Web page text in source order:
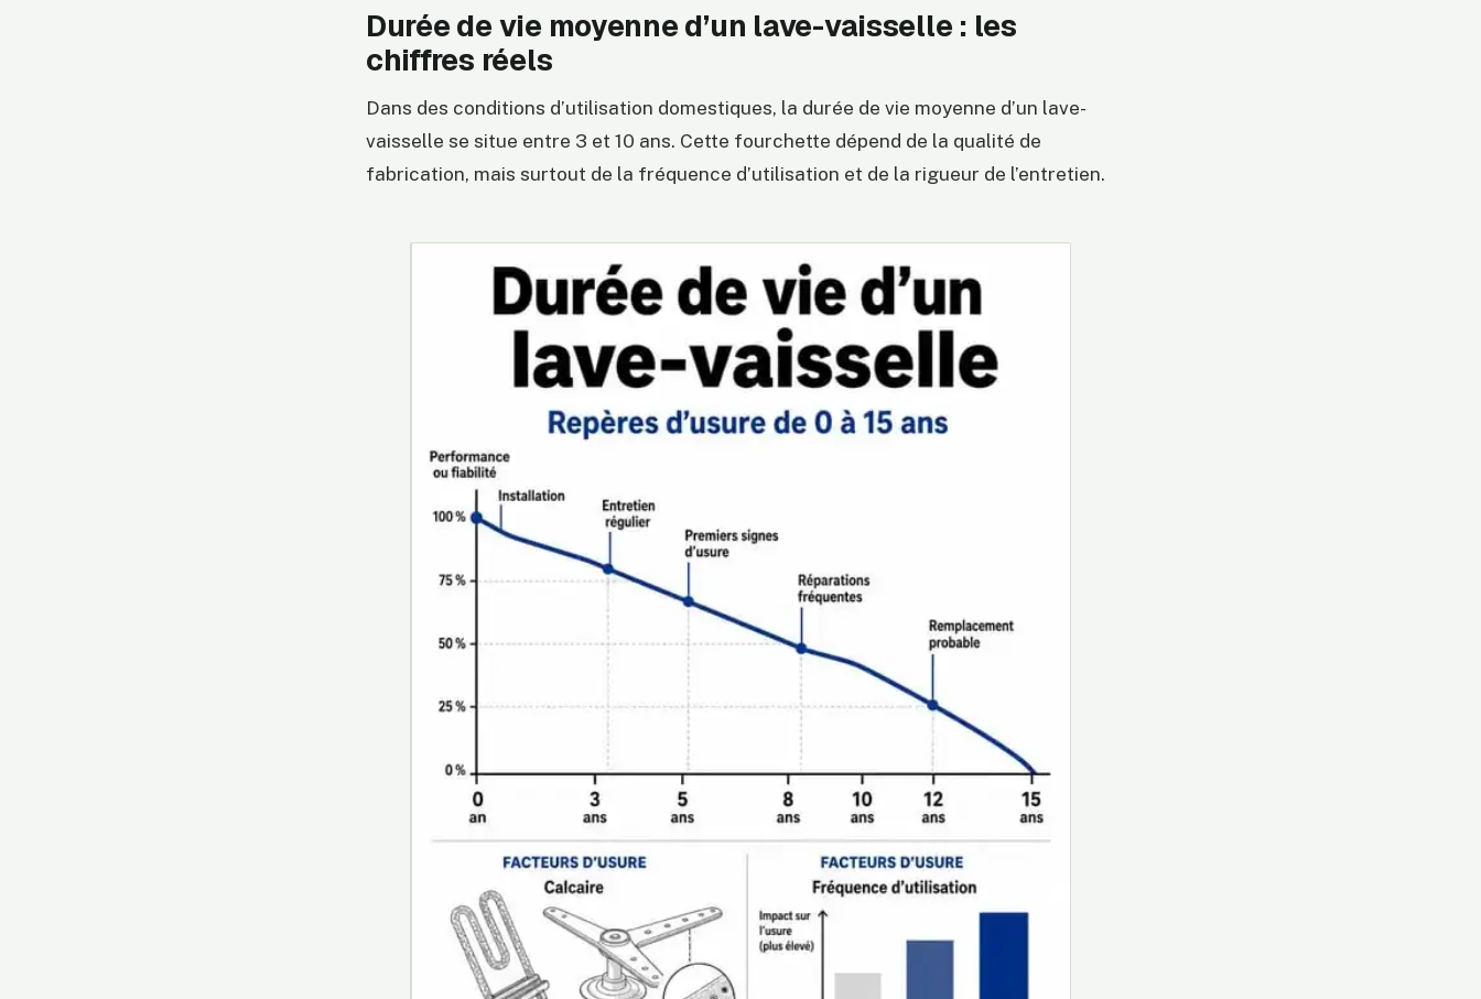
Durée de vie moyenne d’un lave-vaisselle : les
chiffres réels
Dans des conditions d’utilisation domestiques, la durée de vie moyenne d’un lave-
vaisselle se situe entre 3 et 10 ans. Cette fourchette dépend de la qualité de
fabrication, mais surtout de la fréquence d’utilisation et de la rigueur de l’entretien.